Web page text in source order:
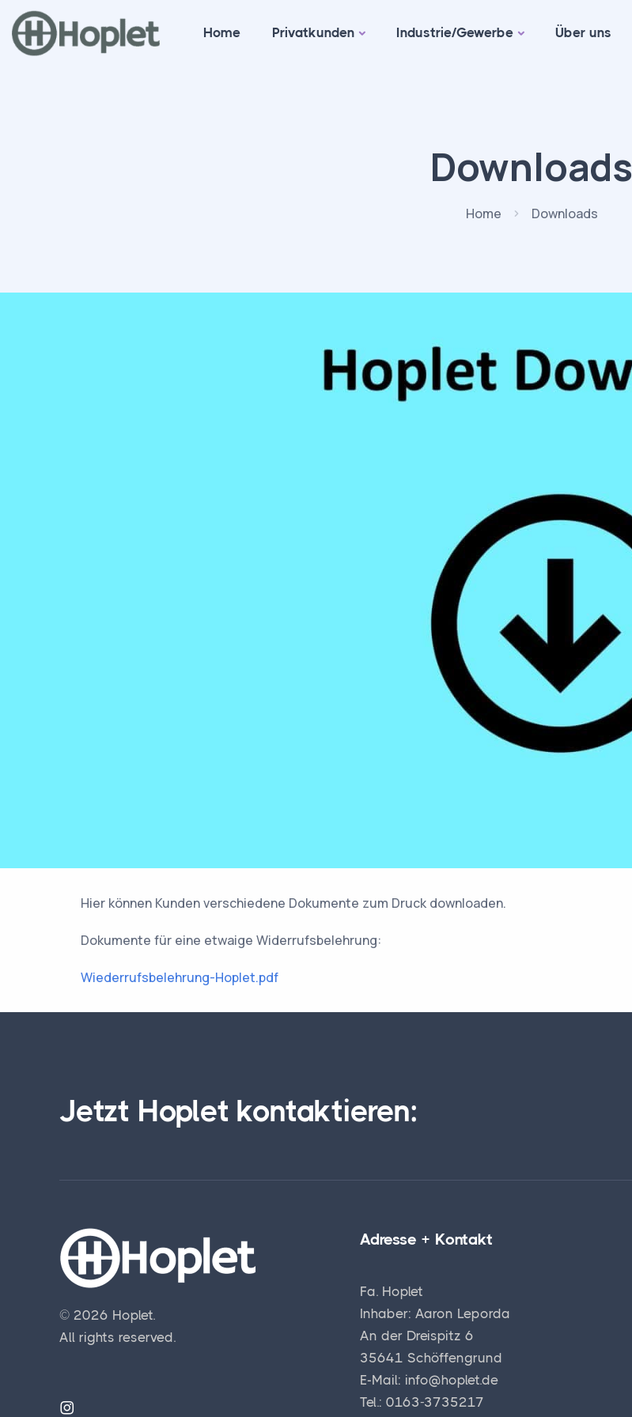
Home Privatkunden Industrie/Gewerbe Über uns
Downloads
Home Downloads
Hier können Kunden verschiedene Dokumente zum Druck downloaden.
Dokumente für eine etwaige Widerrufsbelehrung:
Wiederrufsbelehrung-Hoplet.pdf
Jetzt Hoplet kontaktieren:
© 2026 Hoplet.
All rights reserved.
Adresse + Kontakt
Fa. Hoplet
Inhaber: Aaron Leporda
An der Dreispitz 6
35641 Schöffengrund
E-Mail: info@hoplet.de
Tel.: 0163-3735217